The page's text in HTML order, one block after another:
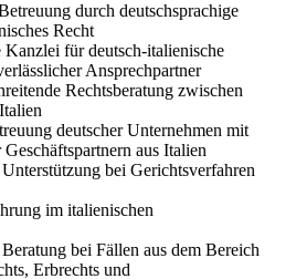
durch deutschsprachige
Recht
Kanzlei für deutsch-italienische
Ansprechpartner
Rechtsberatung zwischen
deutscher Unternehmen mit
aus Italien
bei Gerichtsverfahren
im italienischen
bei Fällen aus dem Bereich
Erbrechts und